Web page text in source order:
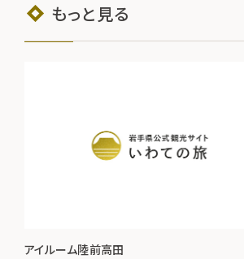
もっと見る
アイルーム陸前高田